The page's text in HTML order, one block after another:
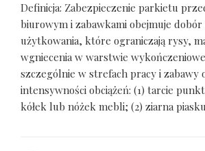
Definicja: Zabezpieczenie parkietu
biurowym i zabawkami obejmuje dobór
użytkowania, które ograniczają rysy,
wgniecenia w warstwie
szczególnie w strefach pracy i zabawy
intensywności obciążeń: (1) tarcie
kółek lub nóżek mebli; (2) ziarna